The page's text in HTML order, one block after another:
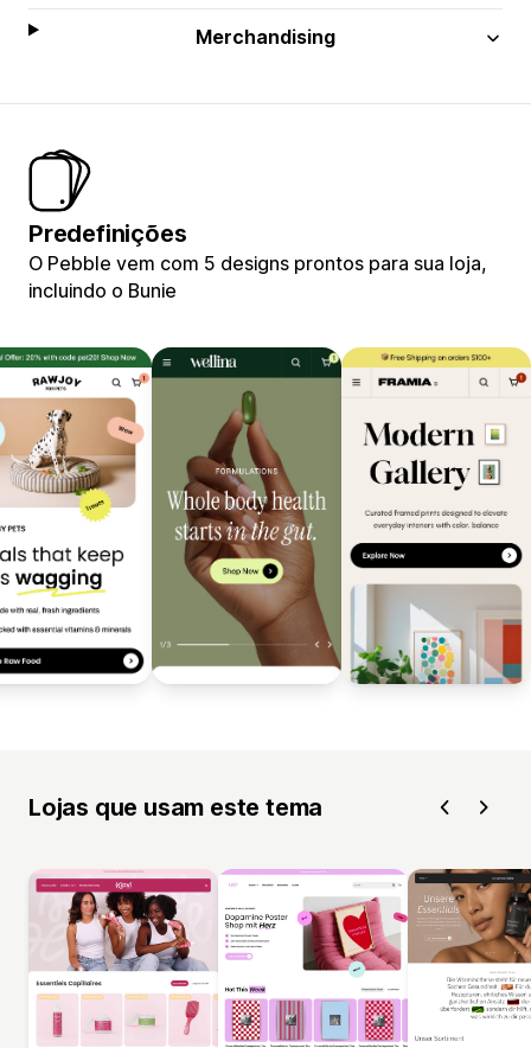
Merchandising
Predefinições
O Pebble vem com 5 designs prontos para sua loja,
incluindo o Bunie
Lojas que usam este tema